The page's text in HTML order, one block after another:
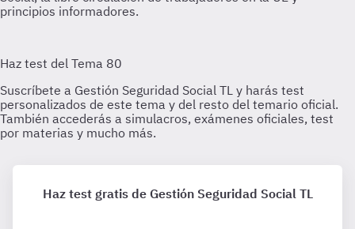
Haz test gratis de Gestión Seguridad Social TL